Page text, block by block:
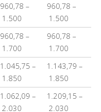
960,78 –
1.500
960,78 –
1.500
960,78 –
1.700
960,78 –
1.700
1.045,75 –
1.850
1.143,79 –
1.850
1.062,09 –
2.030
1.209,15 –
2.030